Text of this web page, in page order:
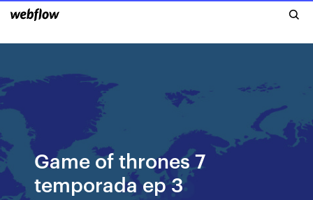
Game of thrones 7
temporada ep 3